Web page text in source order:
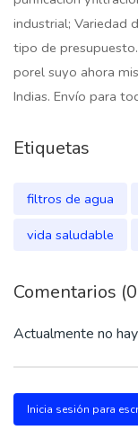
industrial; Variedad
tipo de
porel suyo ahora
Indias. Envío para
Etiquetas
filtros de agua
vida saludable
Comentarios
Actualmente no
Inicia sesión para